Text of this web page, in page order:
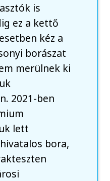
is
ez a kettő
kéz a
borászat
merülnek ki
2021-ben
lett
bora,